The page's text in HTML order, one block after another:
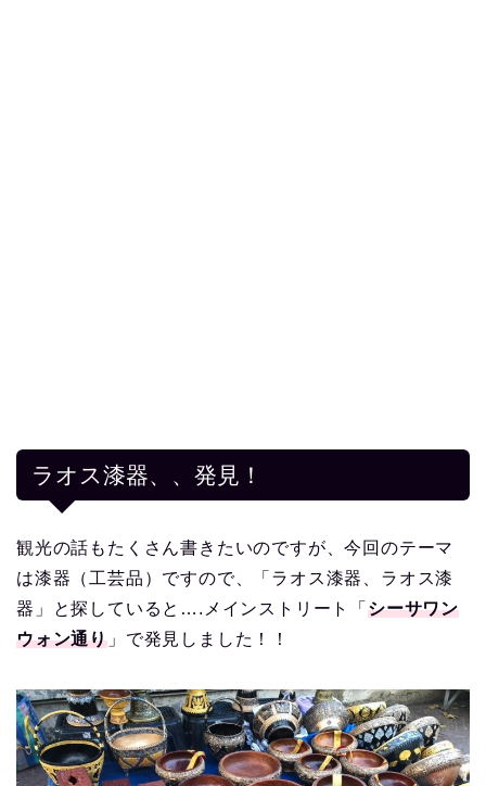
ラオス漆器、、発見！
観光の話もたくさん書きたいのですが、今回のテーマ
は漆器（工芸品）ですので、「ラオス漆器、ラオス漆
器」と探していると….メインストリート「 シーサワン
ウォン通り 」で発見しました！！